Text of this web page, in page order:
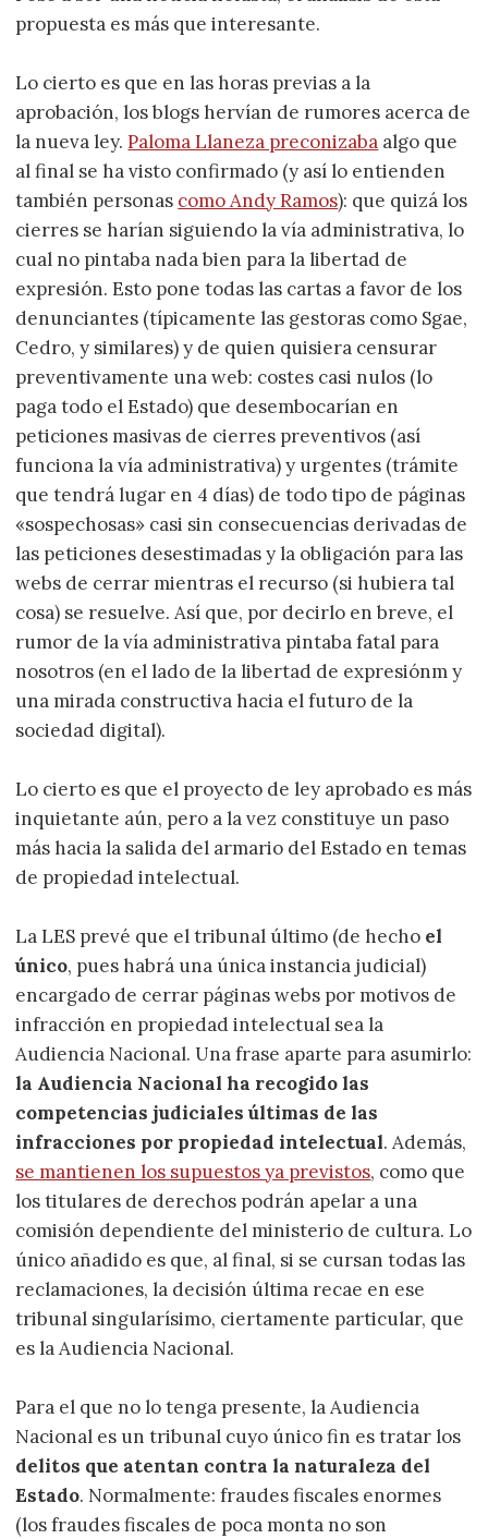
propuesta es más que interesante.
Lo cierto es que en las horas previas a la
aprobación, los blogs hervían de rumores acerca de
la nueva ley.Paloma Llaneza preconizaba algo que
al final se ha visto confirmado (y así lo entienden
también personas como Andy Ramos): que quizá los
cierres se harían siguiendo la vía administrativa, lo
cual no pintaba nada bien para la libertad de
expresión. Esto pone todas las cartas a favor de los
denunciantes (típicamente las gestoras como Sgae,
Cedro, y similares) y de quien quisiera censurar
preventivamente una web: costes casi nulos (lo
paga todo el Estado) que desembocarían en
peticiones masivas de cierres preventivos (así
funciona la vía administrativa) y urgentes (trámite
que tendrá lugar en 4 días) de todo tipo de páginas
«sospechosas» casi sin consecuencias derivadas de
las peticiones desestimadas y la obligación para las
webs de cerrar mientras el recurso (si hubiera tal
cosa) se resuelve. Así que, por decirlo en breve, el
rumor de la vía administrativa pintaba fatal para
nosotros (en el lado de la libertad de expresiónm y
una mirada constructiva hacia el futuro de la
sociedad digital).
Lo cierto es que el proyecto de ley aprobado es más
inquietante aún, pero a la vez constituye un paso
más hacia la salida del armario del Estado en temas
de propiedad intelectual.
La LES prevé que el tribunal último (de hecho el
único, pues habrá una única instancia judicial)
encargado de cerrar páginas webs por motivos de
infracción en propiedad intelectual sea la
Audiencia Nacional. Una frase aparte para asumirlo:
la Audiencia Nacional ha recogido las
competencias judiciales últimas de las
infracciones por propiedad intelectual. Además,
se mantienen los supuestos ya previstos, como que
los titulares de derechos podrán apelar a una
comisión dependiente del ministerio de cultura. Lo
único añadido es que, al final, si se cursan todas las
reclamaciones, la decisión última recae en ese
tribunal singularísimo, ciertamente particular, que
es la Audiencia Nacional.
Para el que no lo tenga presente, la Audiencia
Nacional es un tribunal cuyo único fin es tratar los
delitos que atentan contra la naturaleza del
Estado. Normalmente: fraudes fiscales enormes
(los fraudes fiscales de poca monta no son